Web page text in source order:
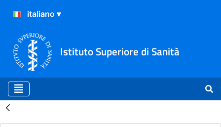
Istituto Superiore di Sanità
Risultati della Ricerca -